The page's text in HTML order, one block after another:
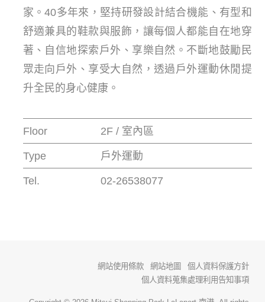
家。40多年來，堅持研發設計結合機能、有型和
舒適兼具的鞋款與服飾，讓每個人都能自在地穿
著、自信地探索戶外、享樂自然。不斷地鼓勵民
眾走向戶外、享受大自然，透過戶外運動休閒提
升全民的身心健康。
Floor 2F / 室內區
Type 戶外運動
Tel. 02-26538077
網站使用條款 網站地圖
個人資料保護方針
個人資料蒐集處理利用告知事項